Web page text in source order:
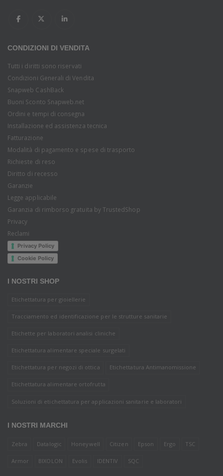
CONDIZIONI DI VENDITA
Tutti i diritti sono riservati
Condizioni Generali di Vendita
Snapweb CashBack
Buoni Sconto Snapweb.net
Ordini e tempi di consegna
Installazione ed assistenza tecnica
Fatturazione
Modalità di pagamento e spese di trasporto
Richieste di reso
Diritto di recesso
Garanzie
Legge applicabile
Garanzia di rimborso gratuita by TrustedShop
Privacy
Reclami
Privacy Policy
Cookie Policy
I NOSTRI SHOP
Etichettatura per gioiellerie
Tracciamento ed identificazione per le strutture sanitarie
Etichette per laboratori analisi cliniche
Etichettatura alimentare speciale surgelati
Etichettatura per negozi di ottica Etichettatura Antimanomissione
Etichettatura alimentare ortofrutta
Soluzioni di etichettatura per applicazioni sanitarie e laboratori
I NOSTRI MARCHI
Zebra Datalogic Honeywell Citizen Epson Ergo TSC
Armor BIXOLON Evolis IDENTIV SQC